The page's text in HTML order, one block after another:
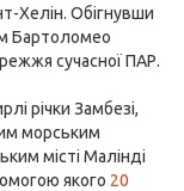
Хелін. Обігнувши
Бартоломео
сучасної ПАР.
річки Замбезі,
морським
місті Малінді
якого 20